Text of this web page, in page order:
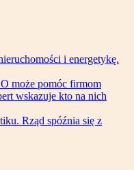
i energetykę.
może pomóc firmom
wskazuje kto na nich
Rząd spóźnia się z